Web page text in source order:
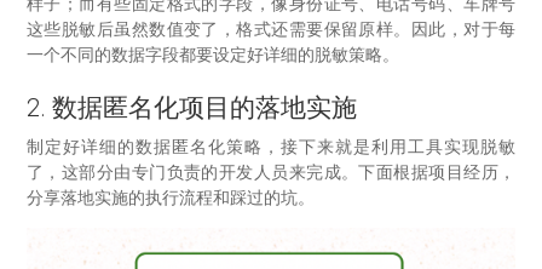
样子；而有些固定格式的字段，像身份证号、电话号码、车牌号
这些脱敏后虽然数值变了，格式还需要保留原样。因此，对于每
一个不同的数据字段都要设定好详细的脱敏策略。
2. 数据匿名化项目的落地实施
制定好详细的数据匿名化策略，接下来就是利用工具实现脱敏
了，这部分由专门负责的开发人员来完成。下面根据项目经历，
分享落地实施的执行流程和踩过的坑。